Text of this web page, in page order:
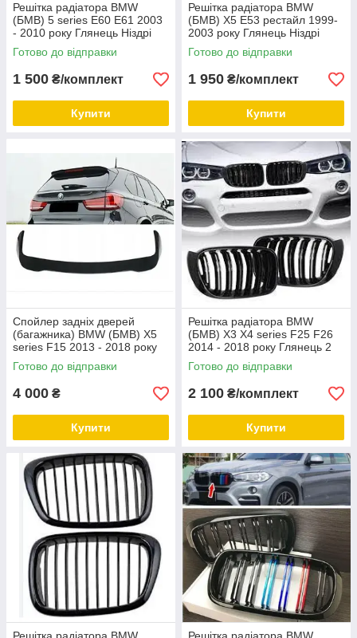
Решітка радіатора BMW
(БМВ) 5 series E60 E61 2003
- 2010 року Глянець Ніздрі
BMW E60 E61 2003 - 2010
Готово до відправки
1 500 ₴/комплект
Купити
Решітка радіатора BMW
(БМВ) X5 E53 рестайл 1999-
2003 року Глянець Ніздрі
BMW X5 Е53
Готово до відправки
1 950 ₴/комплект
Купити
Спойлер задніх дверей
(багажника) BMW (БМВ) X5
series F15 2013 - 2018 року
Глянець BMW F15 2013 -
2018
Готово до відправки
4 000 ₴
Купити
Решітка радіатора BMW
(БМВ) X3 X4 series F25 F26
2014 - 2018 року Глянець 2
ребра Ніздрі BMW F25 F26
2014 - 2018
Готово до відправки
2 100 ₴/комплект
Купити